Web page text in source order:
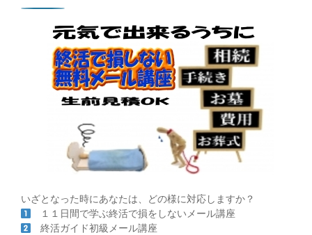
いざとなった時にあなたは、どの様に対応しますか？
１１日間で学ぶ終活で損をしないメール講座
終活ガイド初級メール講座